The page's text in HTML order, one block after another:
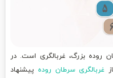
روده بزرگ، غربالگری است. در
غربالگری سرطان روده پیشنهاد